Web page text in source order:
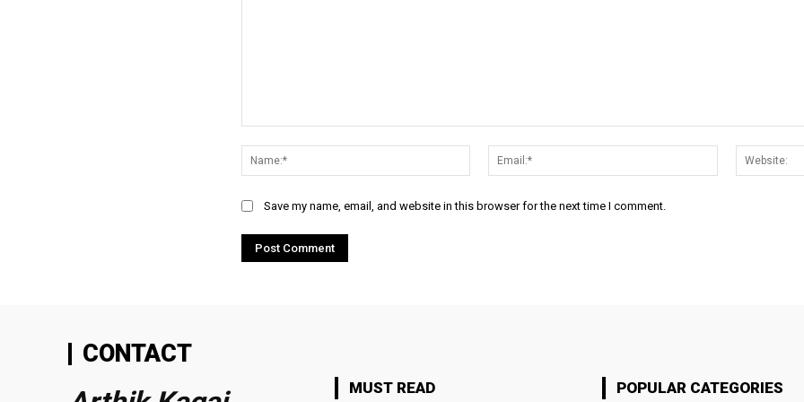
Name:*
Email:*
Save my name, email, and website in this browser for the next time I comment.
CONTACT
MUST READ POPULAR CATEGORIES